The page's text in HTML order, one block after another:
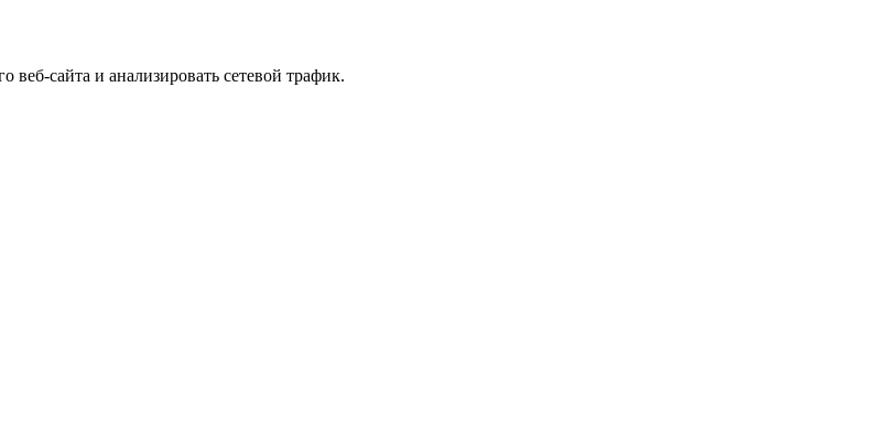
сайта и анализировать сетевой трафик.